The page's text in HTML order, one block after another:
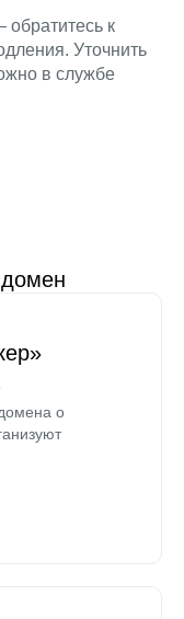
к
Уточнить
в службе
домен
о